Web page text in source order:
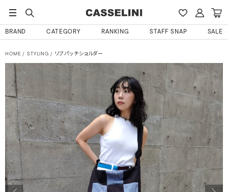
BRAND CATEGORY RANKING STAFF SNAP SALE
HOME STYLING リブパッチショルダー